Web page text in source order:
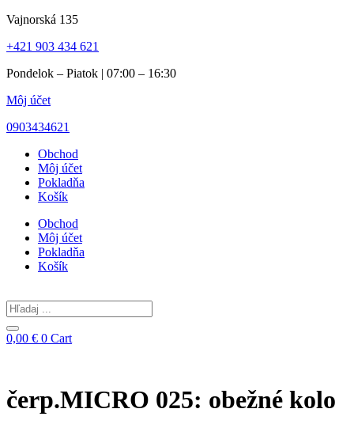
Preskočiť
obsah
Vajnorská 135
+421 903 434 621
Pondelok – Piatok | 07:00 – 16:30
Môj účet
0903434621
Obchod
Môj účet
Pokladňa
Košík
Obchod
Môj účet
Pokladňa
Košík
Search
...
0,00 € 0 Cart
čerp.MICRO 025: obežné kolo